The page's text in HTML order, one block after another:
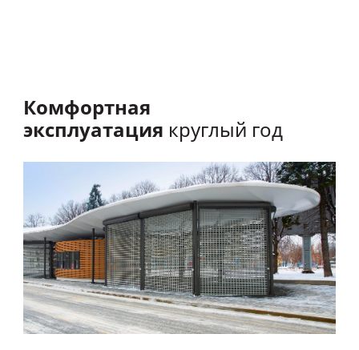
Комфортная
эксплуатация круглый год